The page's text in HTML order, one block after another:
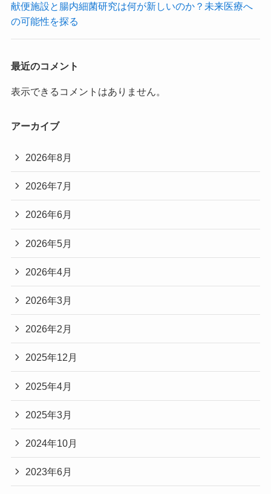
献便施設と腸内細菌研究は何が新しいのか？未来医療へ
の可能性を探る
最近のコメント
表示できるコメントはありません。
アーカイブ
2026年8月
2026年7月
2026年6月
2026年5月
2026年4月
2026年3月
2026年2月
2025年12月
2025年4月
2025年3月
2024年10月
2023年6月